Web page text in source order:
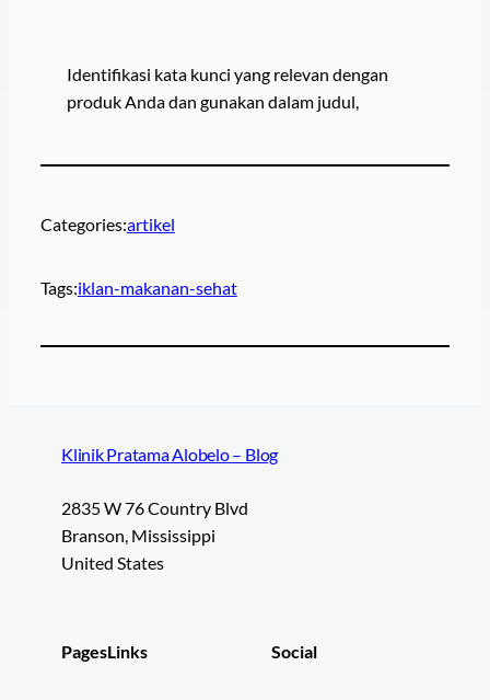
Identifikasi kata kunci yang relevan dengan
produk Anda dan gunakan dalam judul,
Categories:artikel
Tags:iklan-makanan-sehat
Klinik Pratama Alobelo – Blog
2835 W 76 Country Blvd
Branson, Mississippi
United States
PagesLinks Social